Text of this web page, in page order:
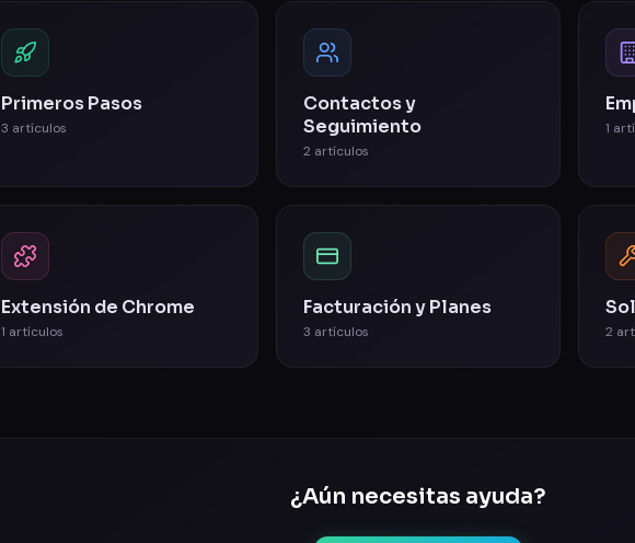
Primeros Pasos
3 artículos
Contactos y
Seguimiento
2 artículos
1
Extensión de Chrome
1 artículos
Facturación y Planes
3 artículos 2
¿Aún necesitas ayuda?